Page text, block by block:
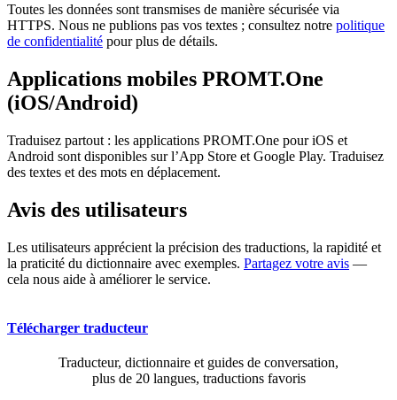
Toutes les données sont transmises de manière sécurisée via
HTTPS. Nous ne publions pas vos textes ; consultez notre politique
de confidentialité pour plus de détails.
Applications mobiles PROMT.One
(iOS/Android)
Traduisez partout : les applications PROMT.One pour iOS et
Android sont disponibles sur l’App Store et Google Play. Traduisez
des textes et des mots en déplacement.
Avis des utilisateurs
Les utilisateurs apprécient la précision des traductions, la rapidité et
la praticité du dictionnaire avec exemples. Partagez votre avis —
cela nous aide à améliorer le service.
Télécharger traducteur
Traducteur, dictionnaire et guides de conversation,
plus de 20 langues, traductions favoris